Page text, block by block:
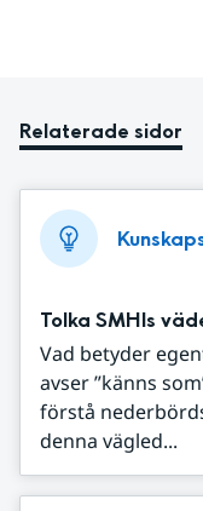
Relaterade sidor
Tolka SMHIs
Vad betyder
avser ”känns
förstå
denna vägled...